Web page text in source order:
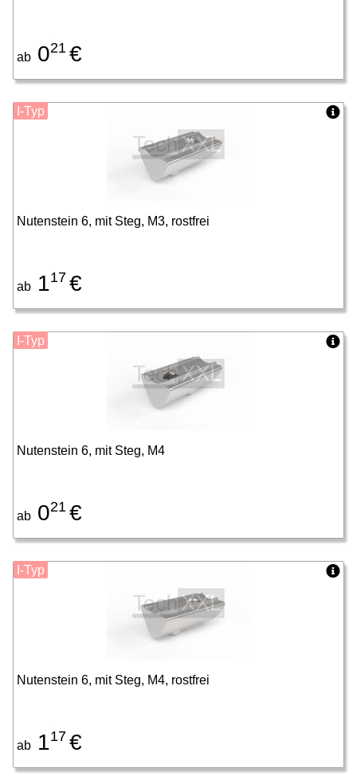
ab 021 €
Nutenstein 6, mit Steg, M3, rostfrei
ab 117 €
I-Typ
Nutenstein 6, mit Steg, M4
ab 021 €
I-Typ
Nutenstein 6, mit Steg, M4, rostfrei
ab 117 €
I-Typ